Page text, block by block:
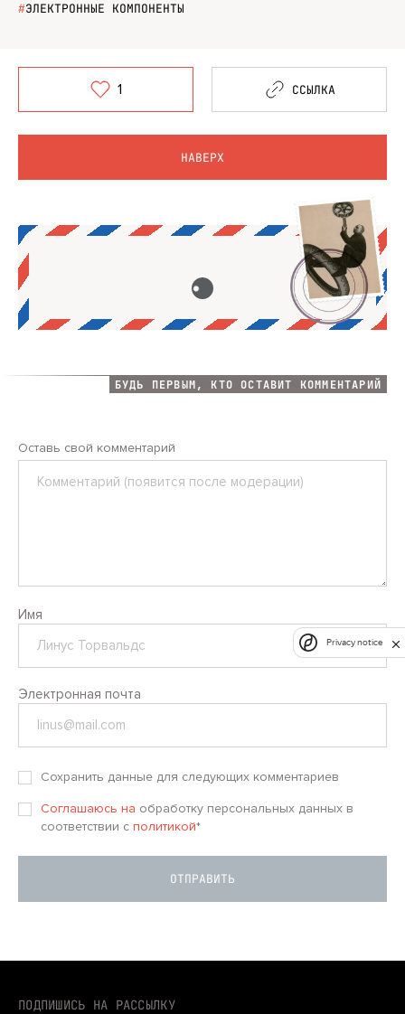
#ЭЛЕКТРОННЫЕ КОМПОНЕНТЫ
1 ССЫЛКА
НАВЕРХ
БУДЬ ПЕРВЫМ, КТО ОСТАВИТ КОММЕНТАРИЙ
Оставь свой комментарий
Имя
Электронная почта
Сохранить данные для следующих комментариев
Соглашаюсь на обработку персональных данных в
соответствии сполитикой*
ПОДПИШИСЬ НА РАССЫЛКУ
Privacy notice